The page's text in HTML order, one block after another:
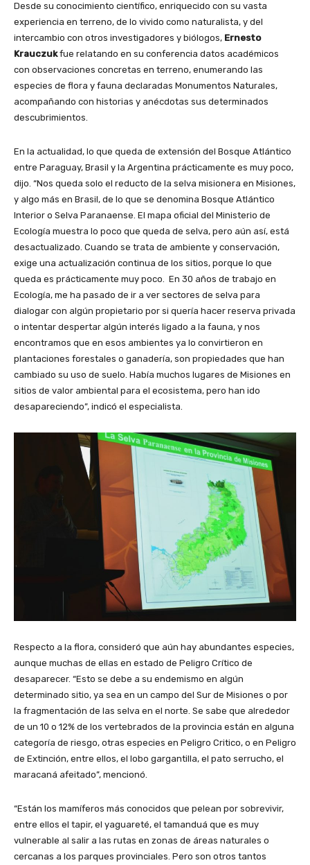
Desde su conocimiento científico, enriquecido con su vasta
experiencia en terreno, de lo vivido como naturalista, y del
intercambio con otros investigadores y biólogos, Ernesto
Krauczukfue relatando en su conferencia datos académicos
con observaciones concretas en terreno, enumerando las
especies de flora y fauna declaradas Monumentos Naturales,
acompañando con historias y anécdotas sus determinados
descubrimientos.
En la actualidad, lo que queda de extensión del Bosque Atlántico
entre Paraguay, Brasil y la Argentina prácticamente es muy poco,
dijo. “Nos queda solo el reducto de la selva misionera en Misiones,
y algo más en Brasil, de lo que se denomina Bosque Atlántico
Interior o Selva Paranaense. El mapa oficial del Ministerio de
Ecología muestra lo poco que queda de selva, pero aún así, está
desactualizado. Cuando se trata de ambiente y conservación,
exige una actualización continua de los sitios, porque lo que
queda es prácticamente muy poco. En 30 años de trabajo en
Ecología, me ha pasado de ir a ver sectores de selva para
dialogar con algún propietario por si quería hacer reserva privada
o intentar despertar algún interés ligado a la fauna, y nos
encontramos que en esos ambientes ya lo convirtieron en
plantaciones forestales o ganadería, son propiedades que han
cambiado su uso de suelo. Había muchos lugares de Misiones en
sitios de valor ambiental para el ecosistema, pero han ido
desapareciendo”, indicó el especialista.
Respecto a la flora, consideró que aún hay abundantes especies,
aunque muchas de ellas en estado de Peligro Crítico de
desaparecer. “Esto se debe a su endemismo en algún
determinado sitio, ya sea en un campo del Sur de Misiones o por
la fragmentación de las selva en el norte. Se sabe que alrededor
de un 10 o 12% de los vertebrados de la provincia están en alguna
categoría de riesgo, otras especies en Peligro Critico, o en Peligro
de Extinción, entre ellos, el lobo gargantilla, el pato serrucho, el
maracaná afeitado”, mencionó.
“Están los mamíferos más conocidos que pelean por sobrevivir,
entre ellos el tapir, el yaguareté, el tamanduá que es muy
vulnerable al salir a las rutas en zonas de áreas naturales o
cercanas a los parques provinciales. Pero son otros tantos